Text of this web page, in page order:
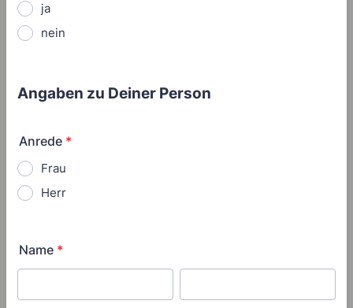
ja
nein
Angaben zu Deiner Person
Anrede *
Frau
Herr
Name *